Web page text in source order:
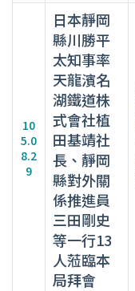
10
5.0
8.2
9
日本靜岡
縣川勝平
太知事率
天龍濱名
湖鐵道株
式會社植
田基靖社
長、靜岡
縣對外關
係推進員
三田剛史
等一行13
人蒞臨本
局拜會